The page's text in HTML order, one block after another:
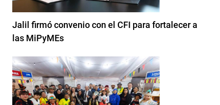
Jalil firmó convenio con el CFI para fortalecer a
las MiPyMEs